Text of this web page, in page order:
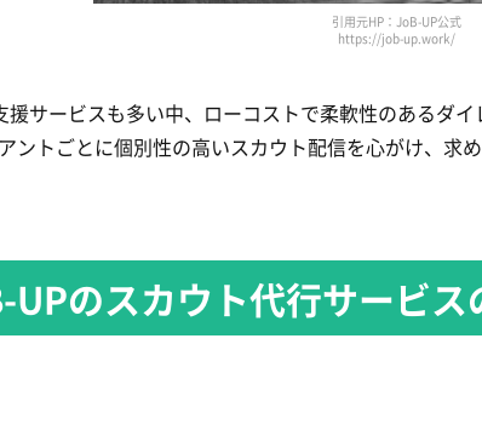
引用元HP：JoB-UP公式
https://job-up.work/
援サービスも多い中、ローコストで柔軟性のあるダ
ントごとに個別性の高いスカウト配信を心がけ、求
UPのスカウト代行サービス